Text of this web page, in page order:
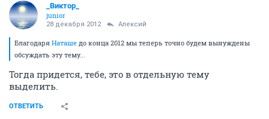
_Виктор_
juniоr
28 декабря 2012 Алексий
Благодаря Наташе до конца 2012 мы теперь точно будем вынуждены
обсуждать эту тему...
Тогда придется, тебе, это в отдельную тему
выделить.
ОТВЕТИТЬ